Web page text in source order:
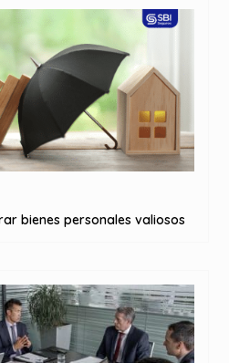
bienes personales valiosos